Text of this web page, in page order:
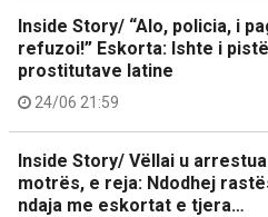
Inside Story/ “Alo, policia, i
refuzoi!” Eskorta: Ishte i
prostitutave latine
24/06 21:59
Inside Story/ Vëllai u
motrës, e reja: Ndodhej
ndaja me eskortat e tjera…